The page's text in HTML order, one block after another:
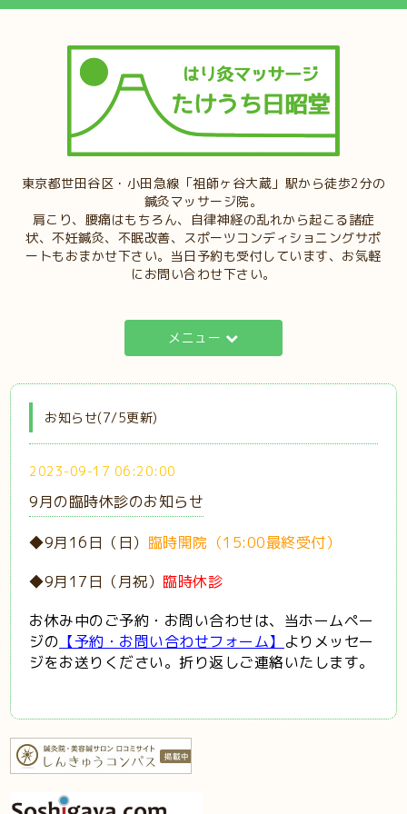
東京都世田谷区・小田急線「祖師ヶ谷大蔵」駅から徒歩2分の
鍼灸マッサージ院。
肩こり、腰痛はもちろん、自律神経の乱れから起こる諸症
状、不妊鍼灸、不眠改善、スポーツコンディショニングサポ
ートもおまかせ下さい。当日予約も受付しています、お気軽
にお問い合わせ下さい。
メニュー
お知らせ(7/5更新)
2023-09-17 06:20:00
9月の臨時休診のお知らせ
◆9月16日（日） 臨時開院（15:00最終受付）
◆9月17日（月祝） 臨時休診
お休み中のご予約・お問い合わせは、当ホームペー
ジの 【予約・お問い合わせフォーム】 よりメッセー
ジをお送りください。折り返しご連絡いたします。